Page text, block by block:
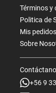
Términos y
Politica de
Mis pedidos
Sobre
+56 9